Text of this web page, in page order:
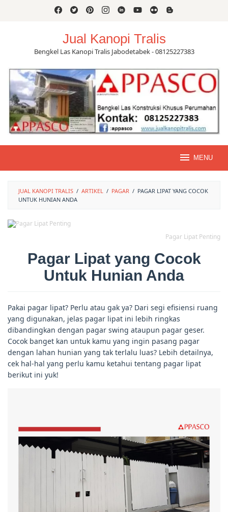
Jual Kanopi Tralis
Bengkel Las Kanopi Tralis Jabodetabek - 08125227383
MENU
JUAL KANOPI TRALIS / ARTIKEL / PAGAR / PAGAR LIPAT YANG COCOK
UNTUK HUNIAN ANDA
Pagar Lipat Penting
Pagar Lipat yang Cocok
Untuk Hunian Anda
Pakai pagar lipat? Perlu atau gak ya? Dari segi efisiensi ruang
yang digunakan, jelas pagar lipat ini lebih ringkas
dibandingkan dengan pagar swing ataupun pagar geser.
Cocok banget kan untuk kamu yang ingin pasang pagar
dengan lahan hunian yang tak terlalu luas? Lebih detailnya,
cek hal-hal yang perlu kamu ketahui tentang pagar lipat
berikut ini yuk!